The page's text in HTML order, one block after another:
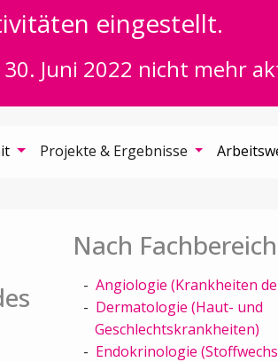
eingestellt.
Juni 2022 nicht mehr
Projekte & Ergebnisse
Nach
Angiologie (Krankheiten
Dermatologie (Haut- und
Geschlechtskrankheiten)
Endokrinologie